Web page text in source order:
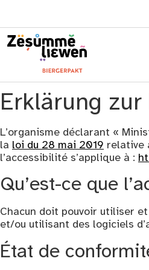
Erklärung
L’organisme déclarant «
la loi du 28 mai 2019 relative
l’accessibilité s’applique à :
Qu’est-ce que
Chacun doit pouvoir utiliser
et/ou utilisant des logiciels
État de